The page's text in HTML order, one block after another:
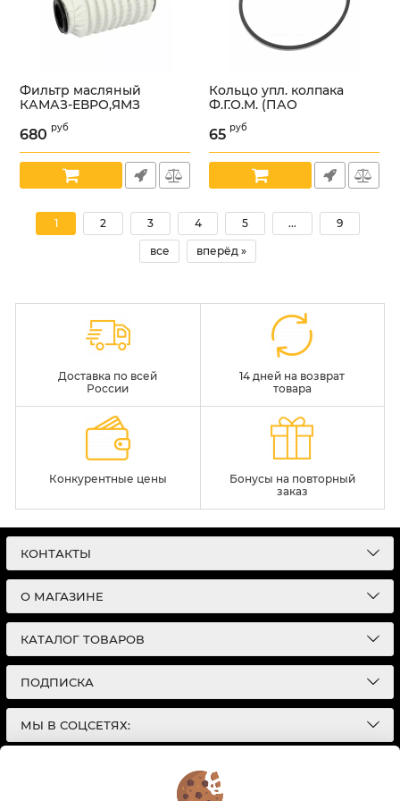
Фильтр масляный
КАМАЗ-ЕВРО,ЯМЗ
(пружинный каркас)
(ПАО "Автодизель"
Артикул: УТ000001622
680 руб
Кольцо упл. колпака
Ф.Г.О.М. (ПАО
"Автодизель" (ЯМЗ))
/840.1012083-20/
Артикул: УТ000001621
65 руб
1 2 3 4 5 ... 9
все вперёд »
Доставка по всей
России
14 дней на возврат
товара
Конкурентные цены
Бонусы на повторный
заказ
КОНТАКТЫ
О МАГАЗИНЕ
КАТАЛОГ ТОВАРОВ
ПОДПИСКА
МЫ В СОЦСЕТЯХ:
Интернет-магазин автотоваров в Екатеринбурге
| Разработка сайтов |